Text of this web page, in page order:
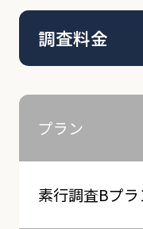
調査料金
プラン
素行調査Bプ